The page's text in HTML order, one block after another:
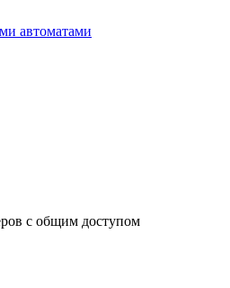
с общим доступом